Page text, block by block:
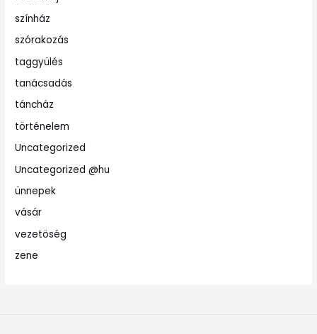
színház
szórakozás
taggyülés
tanácsadás
táncház
történelem
Uncategorized
Uncategorized @hu
ünnepek
vásár
vezetöség
zene